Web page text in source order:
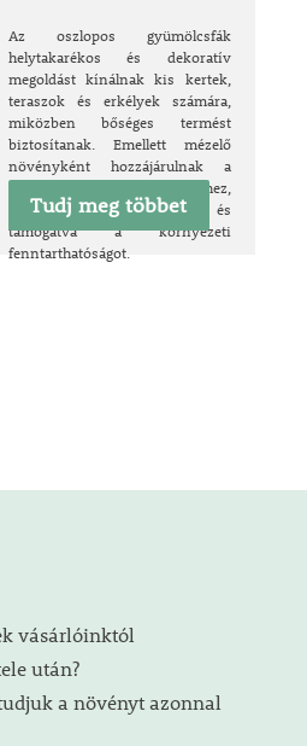
Az oszlopos gyümölcsfák
helytakarékos és dekoratív
megoldást kínálnak kis kertek,
teraszok és erkélyek számára,
miközben bőséges termést
biztosítanak. Emellett mézelő
növényként hozzájárulnak a
biodiverzitás növeléséhez,
vonzva a beporzó rovarokat és
támogatva a környezeti
fenntarthatóságot.
Tudj meg többet
vásárlóinktól
után?
a növényt azonnal